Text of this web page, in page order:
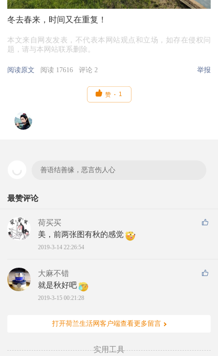
冬去春来，时间又在重复！
本文来自网友发表，不代表本网站观点和立场，如存在侵权问
题，请与本网站联系删除。
阅读原文 阅读 17616 评论 2 举报
 赞 1
善语结善缘，恶言伤人心
最赞评论
荷买买
美，前两张图有秋的感觉
2019-3-14 22:26:54
大麻不错
就是秋好吧
2019-3-15 00:21:28
打开荷兰生活网客户端查看更多留言
实用工具